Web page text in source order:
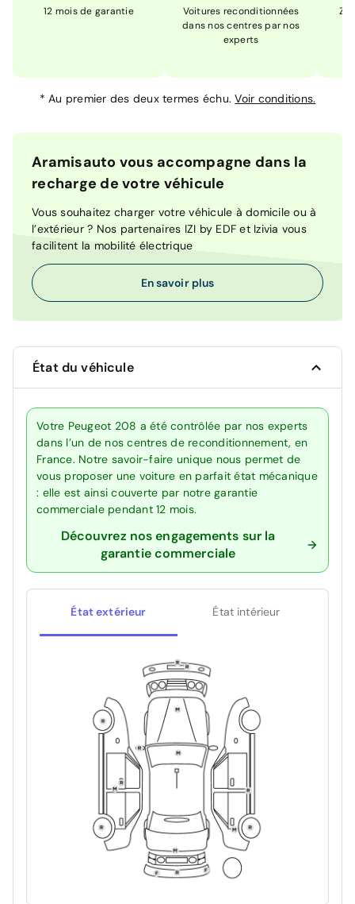
12 mois de garantie
Voitures reconditionnées
dans nos centres par nos
experts
*Au premier des deux termes échu.Voir conditions.
Aramisauto vous accompagne dans la
recharge de votre véhicule
Vous souhaitez charger votre véhicule à domicile ou à
l’extérieur ? Nos partenaires IZI by EDF et Izivia vous
facilitent la mobilité électrique
En savoir plus
État du véhicule
Votre Peugeot 208 a été contrôlée par nos experts
dans l’un de nos centres de reconditionnement, en
France. Notre savoir-faire unique nous permet de
vous proposer une voiture en parfait état mécanique
: elle est ainsi couverte par notre garantie
commerciale pendant 12 mois.
Découvrez nos engagements sur la
garantie commerciale
État extérieur État intérieur